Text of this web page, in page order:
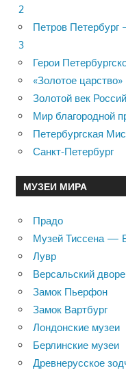
2
Петров
3
Герои
«Золотое
Золотой век
Мир благородной
Петербургская
Санкт-Петербург
МУЗЕИ МИРА
Прадо
Музей Тиссена —
Лувр
Версальский
Замок Пьерфон
Замок Вартбург
Лондонские музеи
Берлинские музеи
Древнерусское